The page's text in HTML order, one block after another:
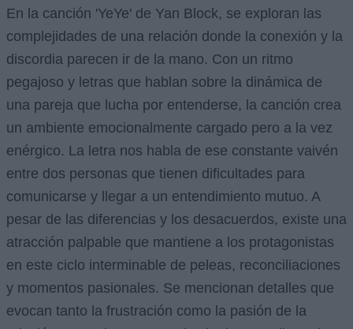
En la canción 'YeYe' de Yan Block, se exploran las
complejidades de una relación donde la conexión y la
discordia parecen ir de la mano. Con un ritmo
pegajoso y letras que hablan sobre la dinámica de
una pareja que lucha por entenderse, la canción crea
un ambiente emocionalmente cargado pero a la vez
enérgico. La letra nos habla de ese constante vaivén
entre dos personas que tienen dificultades para
comunicarse y llegar a un entendimiento mutuo. A
pesar de las diferencias y los desacuerdos, existe una
atracción palpable que mantiene a los protagonistas
en este ciclo interminable de peleas, reconciliaciones
y momentos pasionales. Se mencionan detalles que
evocan tanto la frustración como la pasión de la